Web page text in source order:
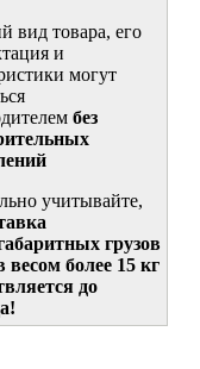
вид товара, его
и
могут
без
учитывайте,
грузов
весом более 15 кг
до